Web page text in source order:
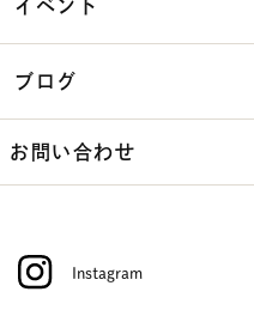
イベント
ブログ
お問い合わせ
Instagram